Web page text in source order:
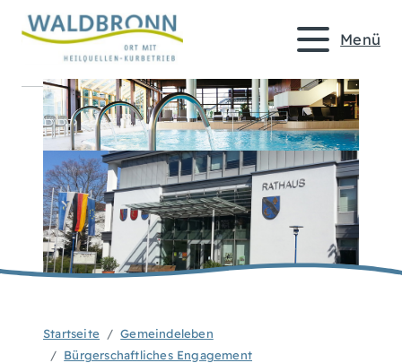
Menü
Startseite
Gemeindeleben
Bürgerschaftliches Engagement